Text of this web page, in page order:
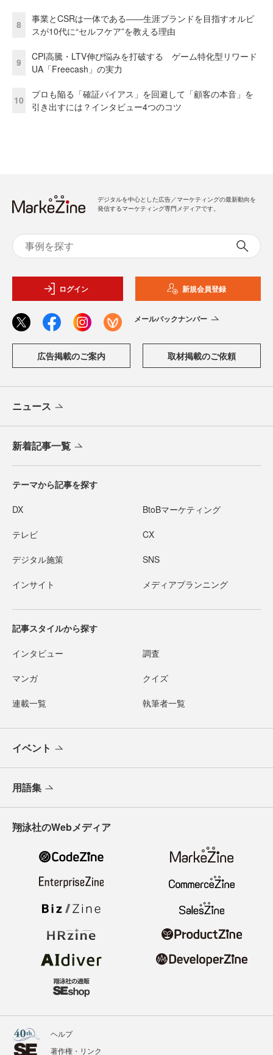
8
事業とCSRは一体である――生涯ブランドを目指すオルビ
スが10代に“セルフケア”を教える理由
9
CPI高騰・LTV伸び悩みを打破する ゲーム特化型リワード
UA「Freecash」の実力
10
プロも陥る「確証バイアス」を回避して「顧客の本音」を
引き出すには？インタビュー4つのコツ
デジタルを中心とした広告／マーケティングの最新動向を
発信するマーケティング専門メディアです。
ログイン 新規会員登録
メールバックナンバー
広告掲載のご案内 取材掲載のご依頼
ニュース
新着記事一覧
テーマから記事を探す
DX BtoBマーケティング
テレビ CX
デジタル施策 SNS
インサイト メディアプランニング
記事スタイルから探す
インタビュー 調査
マンガ クイズ
連載一覧 執筆者一覧
イベント
用語集
翔泳社のWebメディア
ヘルプ
著作権・リンク